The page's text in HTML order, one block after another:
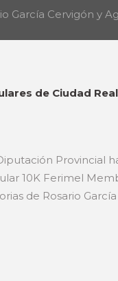
García Cervigón y
de Ciudad
Provincial
10K Ferimel
de Rosario